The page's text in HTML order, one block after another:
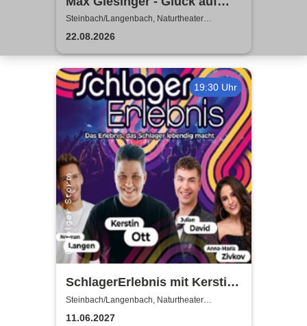
den Straßen 2026
Steinbach/Langenbach, Naturtheater
Steinbach - Langenbach
22.08.2026
19:30 Uhr
SchlagerErlebnis mit Kerstin
Ott u.v.a. - Kerstin Ott,
Norman Langen, Julian David
Steinbach/Langenbach, Naturtheater
Steinbach - Langenbach
11.06.2027